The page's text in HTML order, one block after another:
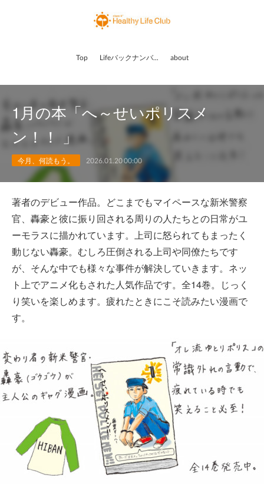
Top Lifeバックナンバー about
1月の本「へ～せいポリスメ
ン！！ 」
今月、何読もう。 2026.01.20 00:00
著者のデビュー作品。どこまでもマイペースな新米警察
官、轟豪と彼に振り回される周りの人たちとの日常がユ
ーモラスに描かれています。上司に怒られてもまったく
動じない轟豪。むしろ圧倒される上司や同僚たちです
が、そんな中でも様々な事件が解決していきます。ネッ
ト上でアニメ化もされた人気作品です。全14巻。じっく
り笑いを楽しめます。疲れたときにこそ読みたい漫画で
す。